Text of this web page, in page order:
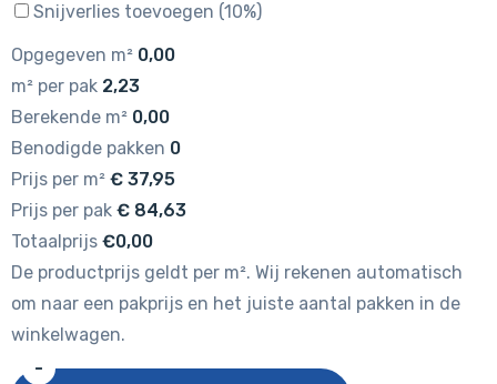
Snijverlies toevoegen (10%)
Opgegeven m² 0,00
m² per pak 2,23
Berekende m² 0,00
Benodigde pakken 0
Prijs per m² € 37,95
Prijs per pak € 84,63
Totaalprijs €0,00
De productprijs geldt per m². Wij rekenen automatisch
om naar een pakprijs en het juiste aantal pakken in de
winkelwagen.
-